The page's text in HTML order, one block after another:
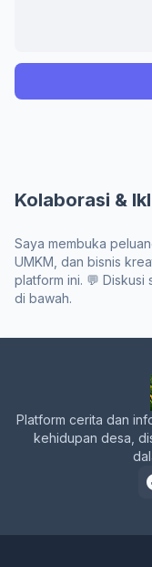
Kolaborasi &
Saya membuka
UMKM, dan bisnis
platform ini. 💬
di bawah.
Platform cerita dan
kehidupan desa,